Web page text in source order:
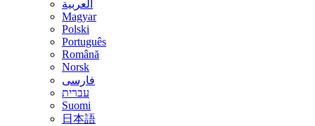
العربية
Magyar
Polski
Português
Română
Norsk
فارسی
עברית
Suomi
日本語